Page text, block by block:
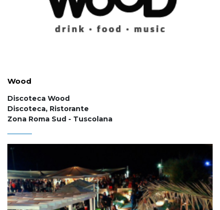
Wood
Discoteca Wood
Discoteca, Ristorante
Zona Roma Sud - Tuscolana